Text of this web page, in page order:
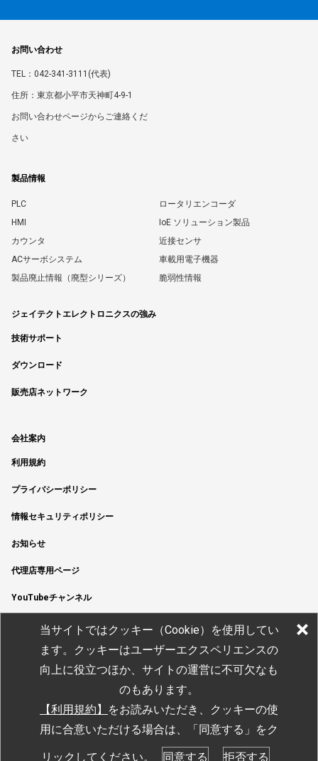
お問い合わせ
TEL：042-341-3111(代表)
住所：東京都小平市天神町4-9-1
お問い合わせページからご連絡くだ
さい
製品情報
PLC
ロータリエンコーダ
HMI
IoE ソリューション製品
カウンタ
近接センサ
ACサーボシステム
車載用電子機器
製品廃止情報（廃型シリーズ）
脆弱性情報
ジェイテクトエレクトロニクスの強み
技術サポート
ダウンロード
販売店ネットワーク
会社案内
利用規約
プライバシーポリシー
情報セキュリティポリシー
お知らせ
代理店専用ページ
YouTubeチャンネル
© JTEKT ELECTRONICS CORPORATION
当サイトではクッキー（Cookie）を使用してい
ます。クッキーはユーザーエクスペリエンスの
向上に役立つほか、サイトの運営に不可欠なも
のもあります。
【利用規約】
をお読みいただき 、クッキーの使
用に合意いただける場合は、「同意する」をク
リックしてください。 同意する 拒否する